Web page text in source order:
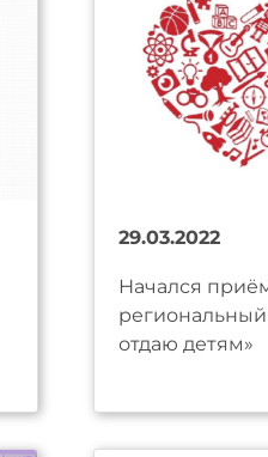
29.03.2022
Начался
региональный
отдаю детям»